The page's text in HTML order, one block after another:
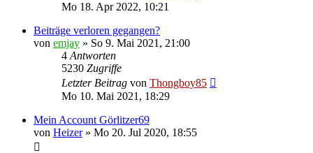
Mo 18. Apr 2022, 10:21
Beiträge verloren gegangen?
von emjay » So 9. Mai 2021, 21:00
4 Antworten
5230 Zugriffe
Letzter Beitrag von Thongboy85
Mo 10. Mai 2021, 18:29
Mein Account Görlitzer69
von Heizer» Mo 20. Jul 2020, 18:55